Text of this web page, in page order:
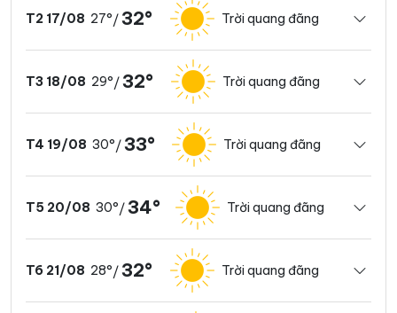
T2 17/08 27°/ 32° Trời quang đãng
T3 18/08 29°/ 32° Trời quang đãng
T4 19/08 30°/ 33° Trời quang đãng
T5 20/08 30°/ 34° Trời quang đãng
T6 21/08 28°/ 32° Trời quang đãng